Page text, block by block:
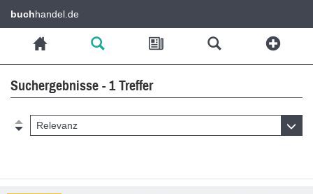
buchhandel.de
Suchergebnisse - 1 Treffer
Relevanz